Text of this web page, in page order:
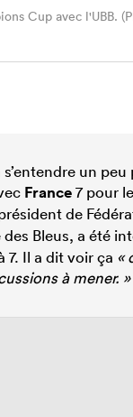
Cup avec l'UBB.
un peu
France7 pour
de
Bleus, a été
7. Il a dit voir ça «
à mener. »